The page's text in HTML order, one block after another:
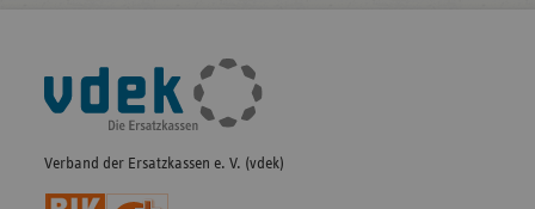
Fußleisten-
Navigation
Verband der Ersatzkassen e. V. (vdek)